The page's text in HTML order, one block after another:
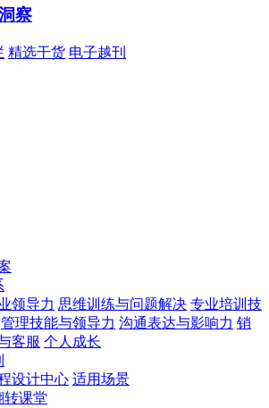
察
精选干货 电子越刊
领导力 思维训练与问题解决 专业培训技
管理技能与领导力 沟通表达与影响力 销
客服 个人成长
设计中心 适用场景
转课堂